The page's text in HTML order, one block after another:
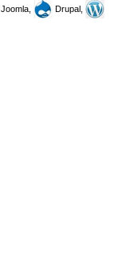
Joomla,
Drupal,